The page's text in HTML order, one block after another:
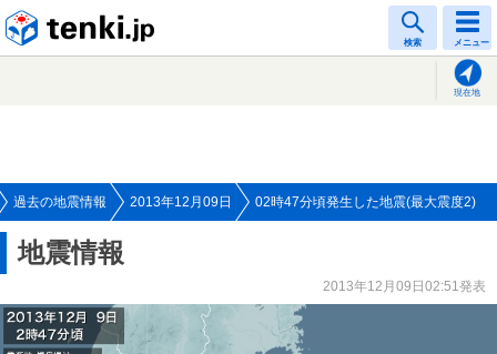
検索 メニュー
現在地
過去の地震情報 2013年12月09日 02時47分頃発生した地震(最大震度2)
地震情報
2013年12月09日02:51発表